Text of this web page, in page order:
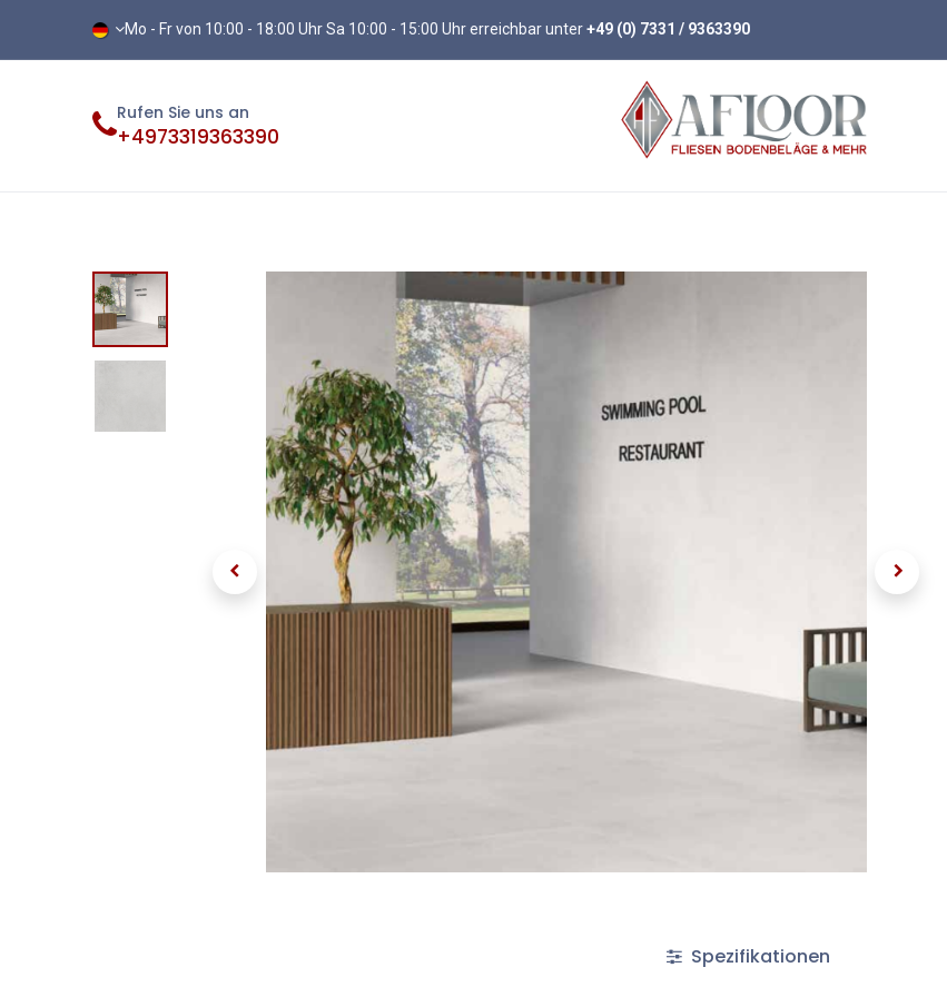
Mo - Fr von 10:00 - 18:00 Uhr Sa 10:00 - 15:00 Uhr erreichbar unter+49 (0) 7331 / 9363390
Rufen Sie uns an
+4973319363390
Spezifikationen